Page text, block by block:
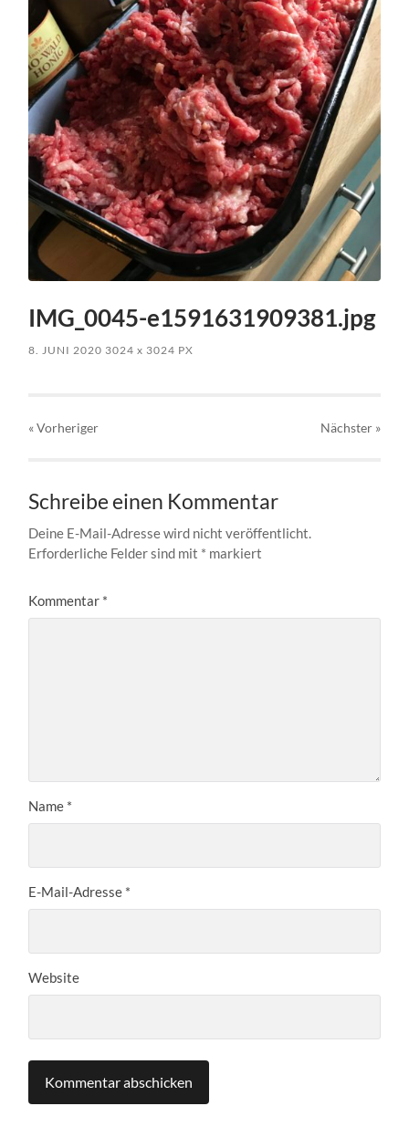
IMG_0045-e1591631909381.jpg
8. JUNI 2020 3024x 3024 PX
« Vorheriger Nächster »
Schreibe einen Kommentar
Deine E-Mail-Adresse wird nicht veröffentlicht.
Erforderliche Felder sind mit * markiert
Kommentar *
Name *
E-Mail-Adresse *
Website